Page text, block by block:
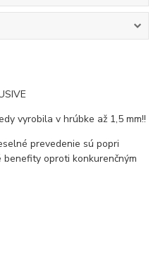
vyrobila v hrúbke až 1,5 mm!!
prevedenie sú popri
oproti konkurenčným